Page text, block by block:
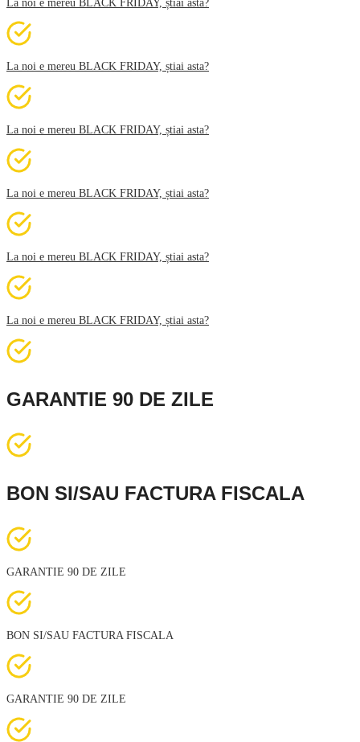
La noi e mereu BLACK FRIDAY, știai asta?
La noi e mereu BLACK FRIDAY, știai asta?
La noi e mereu BLACK FRIDAY, știai asta?
La noi e mereu BLACK FRIDAY, știai asta?
La noi e mereu BLACK FRIDAY, știai asta?
La noi e mereu BLACK FRIDAY, știai asta?
GARANTIE 90 DE ZILE
BON SI/SAU FACTURA FISCALA
GARANTIE 90 DE ZILE
BON SI/SAU FACTURA FISCALA
GARANTIE 90 DE ZILE